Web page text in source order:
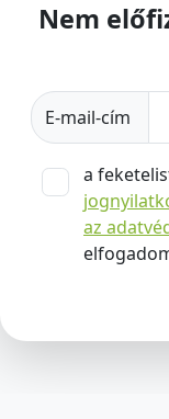
Nem
E-mail-cím
a
az